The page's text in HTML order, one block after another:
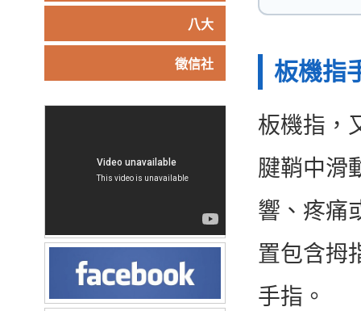
八大
徵信社 板機指
板機指，
腱鞘中滑
響、疼痛
置包含拇
手指。